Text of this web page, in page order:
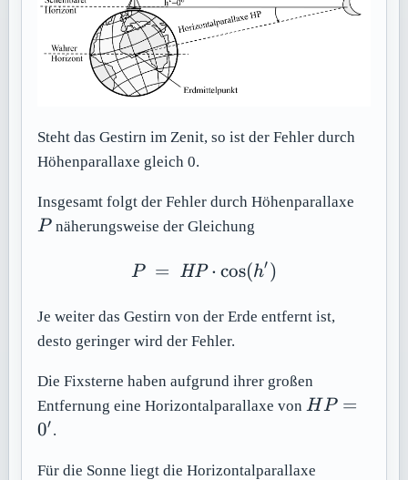
Steht das Gestirn im Zenit, so ist der Fehler durch
Höhenparallaxe gleich 0.
Insgesamt folgt der Fehler durch Höhenparallaxe
P näherungsweise der Gleichung
P\ =\
P = HP ⋅ cos(h′)
Je weiter das Gestirn von der Erde entfernt ist,
desto geringer wird der Fehler.
Die Fixsterne haben aufgrund ihrer großen
Entfernung eine Horizontalparallaxe vonHP=0'
HP =
0′.
Für die Sonne liegt die Horizontalparallaxe